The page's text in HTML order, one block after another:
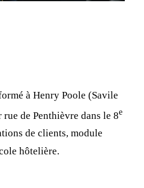
à Henry Poole (Savile
de Penthièvre dans le 8e
de clients, module
hôtelière.